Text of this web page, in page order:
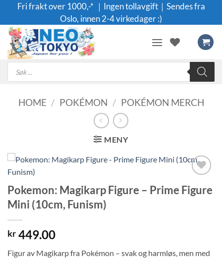
content
Fri frakt over 1000,-* ｜Ingen tollavgift｜Sendes fra
Oslo, innen 2-4 virkedager :)
Products
search
HOME / POKÉMON / POKÉMON MERCH
MENY
Legg til i
ønskeliste
Pokemon: Magikarp Figure – Prime Figure
Mini (10cm, Funism)
kr 449.00
Figur av Magikarp fra Pokémon – svak og harmløs, men med